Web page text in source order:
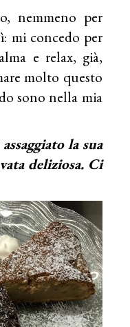
nemmeno per
mi concedo per
e relax, già,
molto questo
sono nella mia
la sua
deliziosa. Ci